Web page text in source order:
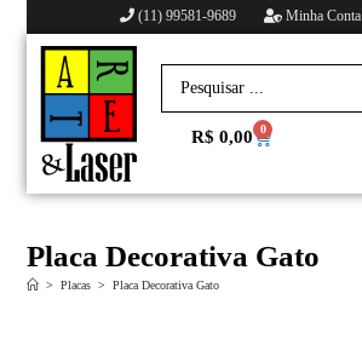
(11) 99581-9689 Minha Conta
R$ 0,00 0
Placa Decorativa Gato
> Placas > Placa Decorativa Gato